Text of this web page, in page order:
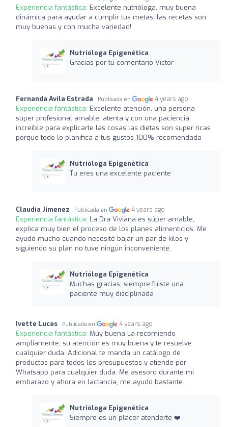
Experiencia fantástica: Excelente nutrióloga, muy buena
dinámica para ayudar a cumplir tus metas, las recetas son
muy buenas y con mucha variedad!
Nutrióloga Epigenética
Gracias por tu comentario Victor
Fernanda Avila Estrada Publicada en 4 years ago
Experiencia fantástica: Excelente atención, una persona
super profesional amable, atenta y con una paciencia
increíble para explicarte las cosas las dietas son super ricas
porque todo lo planifica a tus gustos 100% recomendada
Nutrióloga Epigenética
Tu eres una excelente paciente
Claudia Jimenez Publicada en 4 years ago
Experiencia fantástica: La Dra Viviana es súper amable,
explica muy bien el proceso de los planes alimenticios. Me
ayudó mucho cuando necesité bajar un par de kilos y
siguiendo su plan no tuve ningún inconveniente.
Nutrióloga Epigenética
Muchas gracias, siempre fuiste una
paciente muy disciplinada
Ivette Lucas Publicada en 4 years ago
Experiencia fantástica: Muy buena La recomiendo
ampliamente, su atención es muy buena y te resuelve
cualquier duda. Adicional te manda un catálogo de
productos para todos los presupuestos y atiende por
Whatsapp para cualquier duda. Me asesoro durante mi
embarazo y ahora en lactancia, me ayudó bastante.
Nutrióloga Epigenética
Siempre es un placer atenderte ❤️